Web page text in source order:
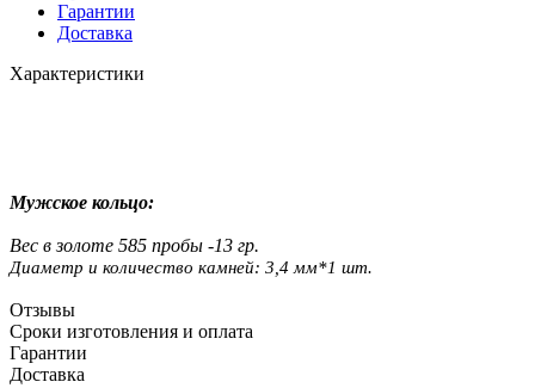
Гарантии
Доставка
Характеристики
Мужское кольцо:
Вес в золоте 585 пробы -13 гр.
Диаметр и количество камней: 3,4 мм*1 шт.
Отзывы
Сроки изготовления и оплата
Гарантии
Доставка